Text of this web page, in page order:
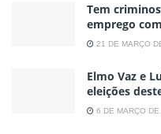
Tem
emprego
21 DE MARÇO
Elmo Vaz e
eleições
6 DE MARÇO